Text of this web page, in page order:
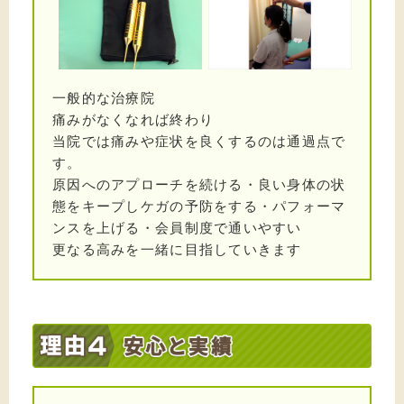
産後の骨盤矯正をおこないました
肩こり頭痛に悩んでいる方を施術しました
2024/07/18
サッカーのプレイ中に負傷。。。
2024/07/13
背中の痛みが出てしまった方を施術しました
2024/07/03
2024/06/23
一般的な治療院
痛みがなくなれば終わり
当院では痛みや症状を良くするのは通過点で
す。
原因へのアプローチを続ける・良い身体の状
態をキープしケガの予防をする・パフォーマ
ンスを上げる・会員制度で通いやすい
更なる高みを一緒に目指していきます